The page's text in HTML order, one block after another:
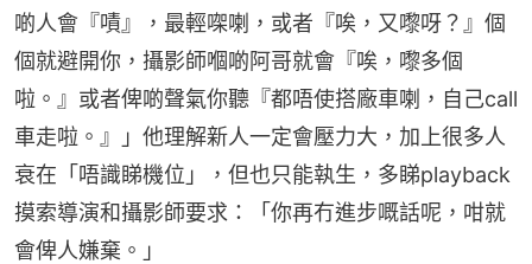
啲人會『嘖』，最輕㗎喇，或者『唉，又嚟呀？』個
個就避開你，攝影師嗰啲阿哥就會『唉，嚟多個
啦。』或者俾啲聲氣你聽『都唔使搭廠車喇，自己call
車走啦。』」他理解新人一定會壓力大，加上很多人
衰在「唔識睇機位」，但也只能執生，多睇playback
摸索導演和攝影師要求：「你再冇進步嘅話呢，咁就
會俾人嫌棄。」